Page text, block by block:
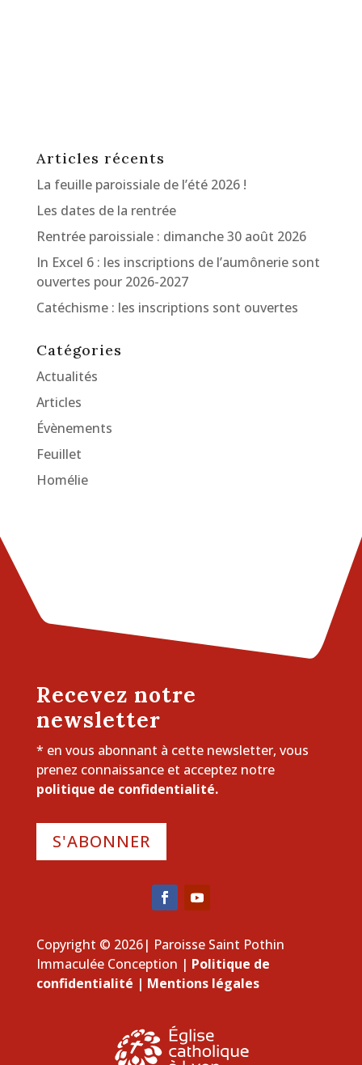
Articles récents
La feuille paroissiale de l’été 2026 !
Les dates de la rentrée
Rentrée paroissiale : dimanche 30 août 2026
In Excel 6 : les inscriptions de l’aumônerie sont
ouvertes pour 2026-2027
Catéchisme : les inscriptions sont ouvertes
Catégories
Actualités
Articles
Évènements
Feuillet
Homélie
Recevez notre
newsletter
* en vous abonnant à cette newsletter, vous
prenez connaissance et acceptez notre
politique de confidentialité.
S'ABONNER
Copyright © 2026| Paroisse Saint Pothin
Immaculée Conception | Politique de
confidentialité | Mentions légales